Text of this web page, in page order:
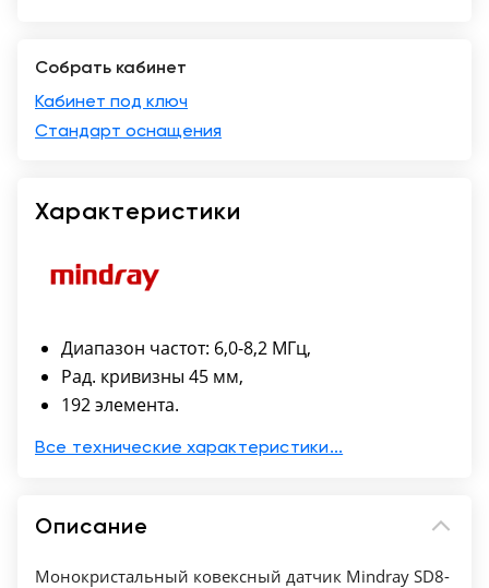
Собрать кабинет
Кабинет под ключ
Стандарт оснащения
Характеристики
Диапазон частот: 6,0-8,2 МГц,
Рад. кривизны 45 мм,
192 элемента.
Все технические характеристики...
Описание
Монокристальный ковексный датчик Mindray SD8-